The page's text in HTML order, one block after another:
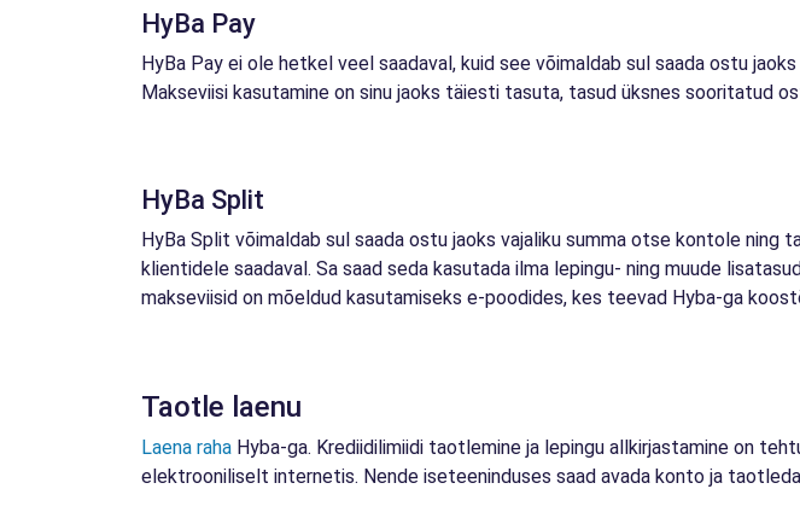
HyBa Pay
HyBa Pay ei ole hetkel veel saadaval, kuid see võimaldab sul saada ostu
Makseviisi kasutamine on sinu jaoks täiesti tasuta, tasud üksnes sooritatud
HyBa Split
HyBa Split võimaldab sul saada ostu jaoks vajaliku summa otse kontole
klientidele saadaval. Sa saad seda kasutada ilma lepingu- ning muude
makseviisid on mõeldud kasutamiseks e-poodides, kes teevad Hyba-ga
Taotle laenu
Laena raha Hyba-ga. Krediidilimiidi taotlemine ja lepingu allkirjastamine on
elektrooniliselt internetis. Nende iseteeninduses saad avada konto ja